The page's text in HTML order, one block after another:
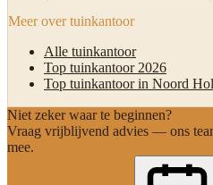
Meer over tuinkantoor
Alle tuinkantoor
Top tuinkantoor 2026
Top tuinkantoor in Noord
Niet zeker waar te beginnen?
Vraag vrijblijvend advies — ons
mee.